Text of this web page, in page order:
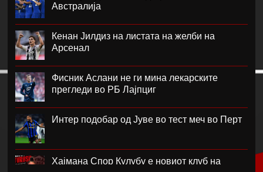
Австралија
Кенан Јилдиз на листата на желби на
Арсенал
Фисник Аслани не ги мина лекарските
прегледи во РБ Лајпциг
Интер подобар од Јуве во тест меч во Перт
Хајмана Спор Кулубу е новиот клуб на